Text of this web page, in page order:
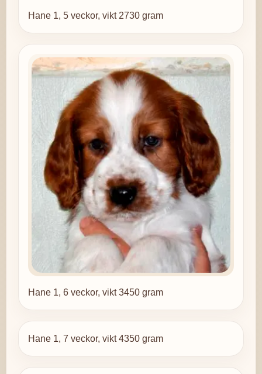
Hane 1, 5 veckor, vikt 2730 gram
Hane 1, 6 veckor, vikt 3450 gram
Hane 1, 7 veckor, vikt 4350 gram